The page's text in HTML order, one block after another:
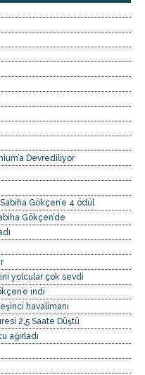
Devrediliyor
Gökçen’e 4 ödül
Gökçen’de
yolcular çok sevdi
indi
havalimanı
2,5 Saate Düştü
ağırladı